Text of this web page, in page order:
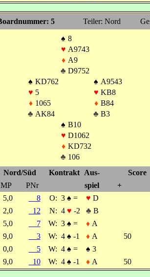
5 Teiler: Nord
♠ 8
♥ A9743
♦ A9
♣ D9752
♠ KD762 ♠ A9543
♥ 5 ♥ KB8
♦ 1065 ♦ B84
♣ AK84 ♣ B3
♠ B10
♥ D1062
♦ KD732
♣ 106
Nord/Süd Kontrakt Aus- Score
MP
PNr spiel +
5,0
8 O: 3 ♠ = ♥ D
2,0
12 N: 4 ♥ -2 ♣ B
5,0
7 W: 3 ♠ = ♦A
9,0
3 W: 4 ♠ -1 ♦A 50
0,0
5 W: 4 ♠ = ♠ 3
9,0
10 W: 4 ♠ -1 ♦A 50